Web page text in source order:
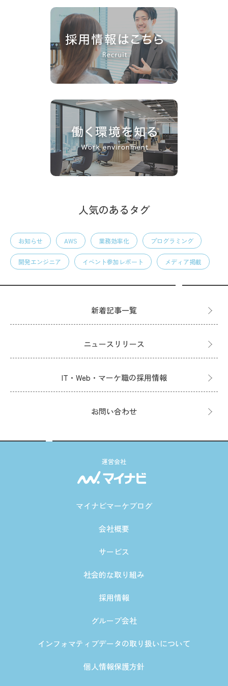
人気のあるタグ
お知らせ AWS 業務効率化 プログラミング
開発エンジニア イベント参加レポート メディア掲載
新着記事一覧
ニュースリリース
IT・Web・マーケ職の採用情報
お問い合わせ
運営会社
マイナビマーケブログ
会社概要
サービス
社会的な取り組み
採用情報
グループ会社
インフォマティブデータの取り扱いについて
個人情報保護方針